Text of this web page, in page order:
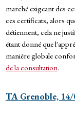
marché exigeant des
ces certificats, alors
détiennent, cela ne
étant donné que
manière globale
de la consultation.
TA Grenoble, 14/